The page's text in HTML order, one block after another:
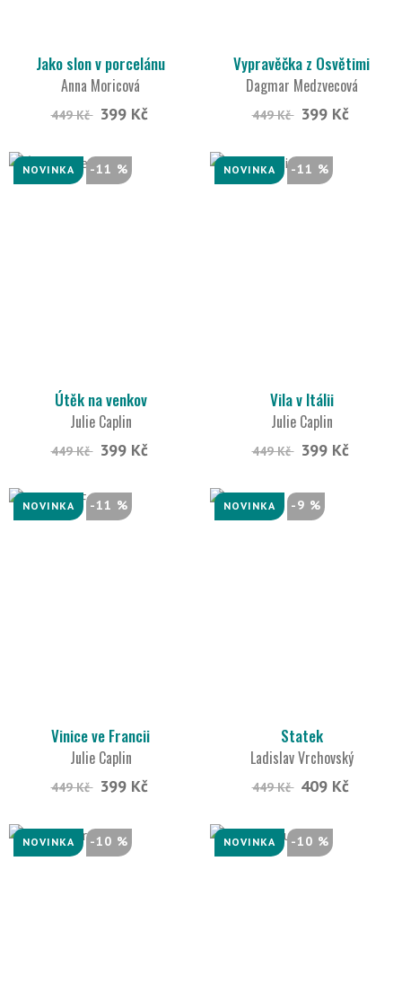
Jako slon v porcelánu
Anna Moricová
449 Kč 399 Kč
Vypravěčka z Osvětimi
Dagmar Medzvecová
449 Kč 399 Kč
NOVINKA -11 %
Útěk na venkov
Julie Caplin
449 Kč 399 Kč
NOVINKA -11 %
Vila v Itálii
Julie Caplin
449 Kč 399 Kč
NOVINKA -11 %
Vinice ve Francii
Julie Caplin
449 Kč 399 Kč
NOVINKA -9 %
Statek
Ladislav Vrchovský
449 Kč 409 Kč
NOVINKA -10 % NOVINKA -10 %